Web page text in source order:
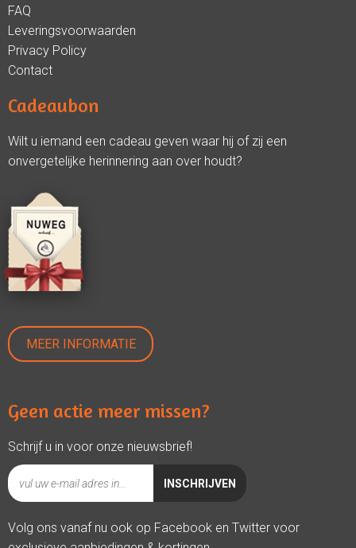
FAQ
Leveringsvoorwaarden
Privacy Policy
Contact
Cadeaubon
Wilt u iemand een cadeau geven waar hij of zij een
onvergetelijke herinnering aan over houdt?
MEER INFORMATIE
Geen actie meer missen?
Schrijf u in voor onze nieuwsbrief!
Volg ons vanaf nu ook op Facebook en Twitter voor